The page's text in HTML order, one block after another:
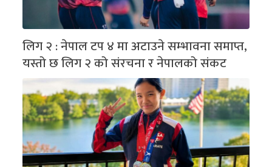
लिग २ : नेपाल टप ४ मा अटाउने सम्भावना समाप्त,
यस्तो छ लिग २ को संरचना र नेपालको संकट